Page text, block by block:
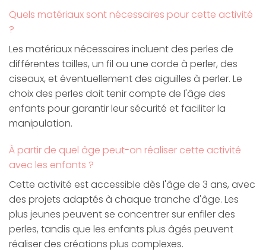
Quels matériaux sont nécessaires pour cette activité
?
Les matériaux nécessaires incluent des perles de
différentes tailles, un fil ou une corde à perler, des
ciseaux, et éventuellement des aiguilles à perler. Le
choix des perles doit tenir compte de l'âge des
enfants pour garantir leur sécurité et faciliter la
manipulation.
À partir de quel âge peut-on réaliser cette activité
avec les enfants ?
Cette activité est accessible dès l'âge de 3 ans, avec
des projets adaptés à chaque tranche d'âge. Les
plus jeunes peuvent se concentrer sur enfiler des
perles, tandis que les enfants plus âgés peuvent
réaliser des créations plus complexes.